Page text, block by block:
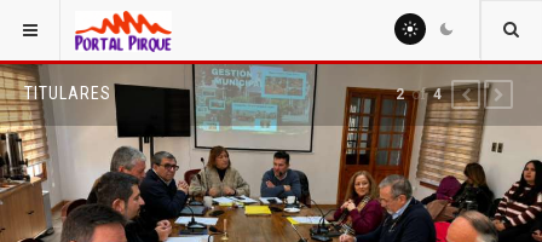
TITULARES 2of4 PREVIOUS